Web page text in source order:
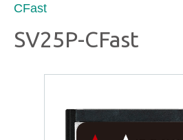
CFast
SV25P-CFast